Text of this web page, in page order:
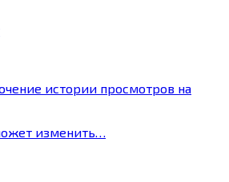
истории просмотров на
изменить…